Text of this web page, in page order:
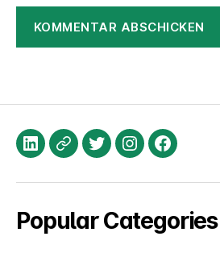
LinkedIn
XINGTwitterInstagramFacebook
Popular Categories